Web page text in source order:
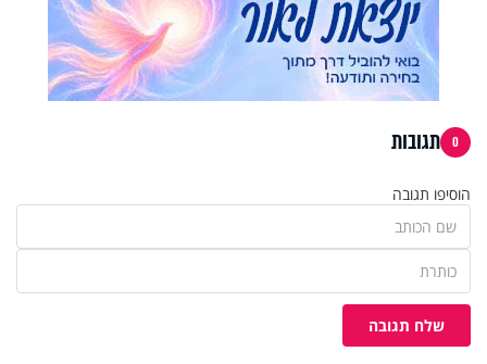
0 תגובות
הוסיפו תגובה
שלח תגובה